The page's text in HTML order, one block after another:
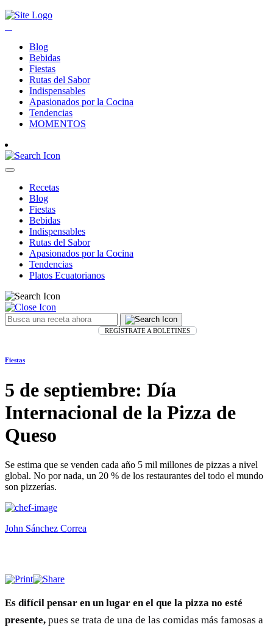
Blog
Bebidas
Fiestas
Rutas del Sabor
Indispensables
Apasionados por la Cocina
Tendencias
MOMENTOS
Recetas
Blog
Fiestas
Bebidas
Indispensables
Rutas del Sabor
Apasionados por la Cocina
Tendencias
Platos Ecuatorianos
REGÍSTRATE A BOLETINES
Fiestas
5 de septiembre: Día
Internacional de la Pizza de
Queso
Se estima que se venden cada año 5 mil millones de pizzas a nivel
global. No por nada, un 20 % de los restaurantes del todo el mundo
son pizzerías.
John Sánchez Correa
Es difícil pensar en un lugar en el que la pizza no esté
presente, pues se trata de una de las comidas más famosas a